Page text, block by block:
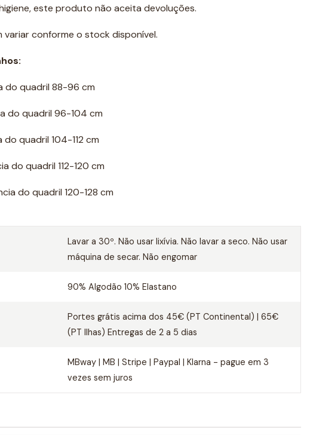
este produto não aceita devoluções.
variar conforme o stock disponível.
do quadril 88-96 cm
do quadril 96-104 cm
quadril 104-112 cm
do quadril 112-120 cm
do quadril 120-128 cm
Lavar a 30º. Não usar lixívia. Não lavar a seco. Não usar
máquina de secar. Não engomar
90% Algodão 10% Elastano
Portes grátis acima dos 45€ (PT Continental) | 65€
(PT Ilhas) Entregas de 2 a 5 dias
MBway | MB | Stripe | Paypal | Klarna - pague em 3
vezes sem juros